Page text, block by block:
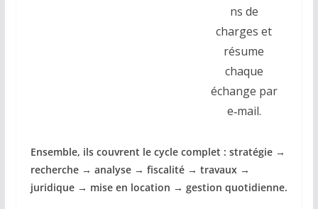
ns de
charges et
résume
chaque
échange par
e‑mail.
Ensemble, ils couvrent le cycle complet : stratégie →
recherche → analyse → fiscalité → travaux →
juridique → mise en location → gestion quotidienne.